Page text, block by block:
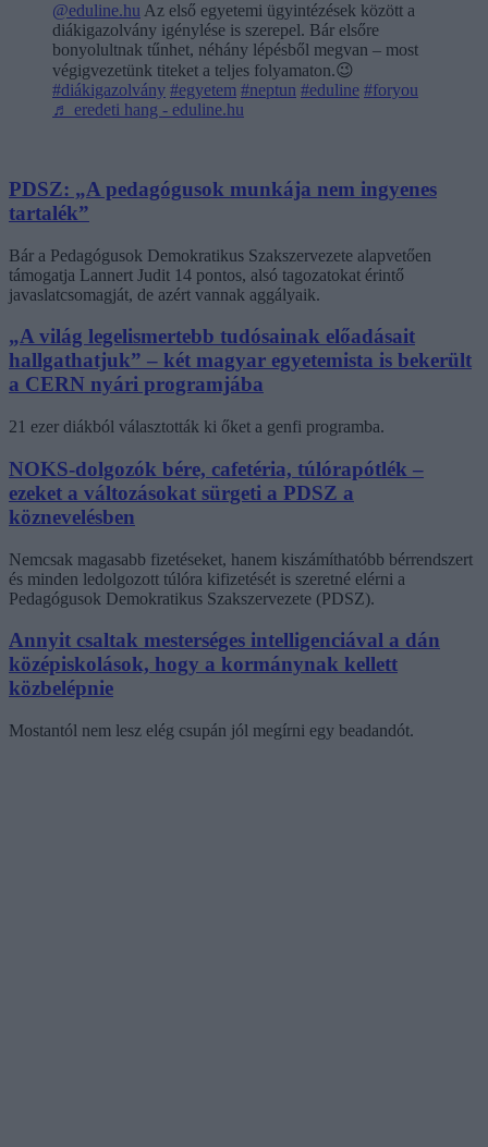
@eduline.hu Az első egyetemi ügyintézések között a
diákigazolvány igénylése is szerepel. Bár elsőre
bonyolultnak tűnhet, néhány lépésből megvan – most
végigvezetünk titeket a teljes folyamaton.😉
#diákigazolvány #egyetem #neptun #eduline #foryou
♬ eredeti hang - eduline.hu
PDSZ: „A pedagógusok munkája nem ingyenes
tartalék”
Bár a Pedagógusok Demokratikus Szakszervezete alapvetően
támogatja Lannert Judit 14 pontos, alsó tagozatokat érintő
javaslatcsomagját, de azért vannak aggályaik.
„A világ legelismertebb tudósainak előadásait
hallgathatjuk” – két magyar egyetemista is bekerült
a CERN nyári programjába
21 ezer diákból választották ki őket a genfi programba.
NOKS-dolgozók bére, cafetéria, túlórapótlék –
ezeket a változásokat sürgeti a PDSZ a
köznevelésben
Nemcsak magasabb fizetéseket, hanem kiszámíthatóbb bérrendszert
és minden ledolgozott túlóra kifizetését is szeretné elérni a
Pedagógusok Demokratikus Szakszervezete (PDSZ).
Annyit csaltak mesterséges intelligenciával a dán
középiskolások, hogy a kormánynak kellett
közbelépnie
Mostantól nem lesz elég csupán jól megírni egy beadandót.